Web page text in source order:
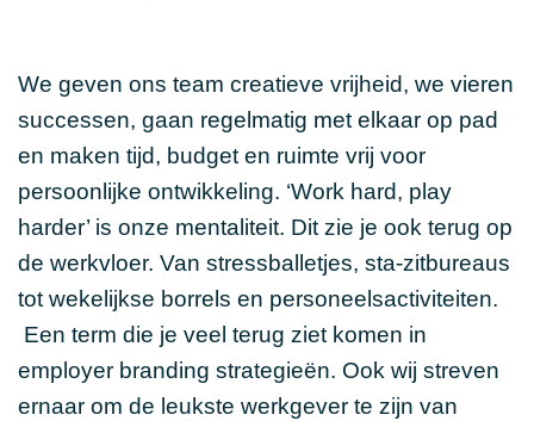
We geven ons team creatieve vrijheid, we vieren
successen, gaan regelmatig met elkaar op pad
en maken tijd, budget en ruimte vrij voor
persoonlijke ontwikkeling. ‘Work hard, play
harder’ is onze mentaliteit. Dit zie je ook terug op
de werkvloer. Van stressballetjes, sta-zitbureaus
tot wekelijkse borrels en personeelsactiviteiten.
Een term die je veel terug ziet komen in
employer branding strategieën. Ook wij streven
ernaar om de leukste werkgever te zijn van